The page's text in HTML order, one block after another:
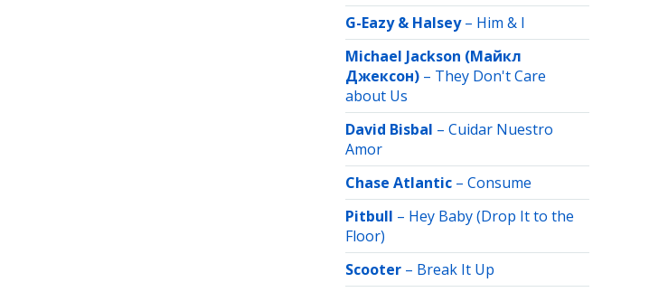
G-Eazy & Halsey– Him & I
Michael Jackson (Майкл
Джексон) – They Don't Care
about Us
David Bisbal – Cuidar Nuestro
Amor
Chase Atlantic – Consume
Pitbull – Hey Baby (Drop It to the
Floor)
Scooter – Break It Up